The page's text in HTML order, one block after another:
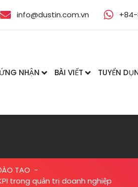
info@dustin.com.vn +84-
NHẬN BÀI VIẾT TUYỂN
TẠO -
trong quản trị doanh nghiệp